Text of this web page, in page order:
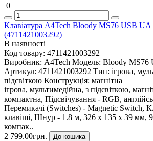
0
Клавіатура A4Tech Bloody MS76 USB
(4711421003292)
В наявності
Код товару: 4711421003292
Виробник: A4Tech Модель: Bloody MS76
Артикул: 4711421003292 Тип: ігрова,
підсвіткою Конструкція: магнітна
ігрова, мультимедійна, з підсвіткою,
компактна, Підсвічування - RGB,
Перемикачі (Switches) - Magnetic Switch,
клавіші, Шнур - 1.8 м, 326 х 135 х 39 мм,
компак..
2 799.00грн.
До кошика